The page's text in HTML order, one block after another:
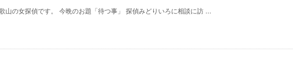
山の女探偵です。 今晩のお題「待つ事」 探偵みどりいろに相談に訪 ...